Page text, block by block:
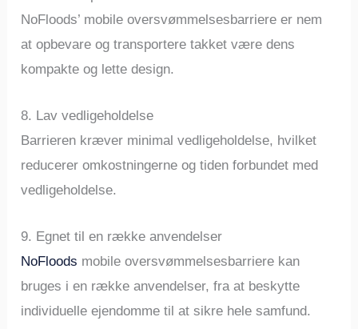
NoFloods’ mobile oversvømmelsesbarriere er nem
at opbevare og transportere takket være dens
kompakte og lette design.
8. Lav vedligeholdelse
Barrieren kræver minimal vedligeholdelse, hvilket
reducerer omkostningerne og tiden forbundet med
vedligeholdelse.
9. Egnet til en række anvendelser
NoFloods mobile oversvømmelsesbarriere kan
bruges i en række anvendelser, fra at beskytte
individuelle ejendomme til at sikre hele samfund.